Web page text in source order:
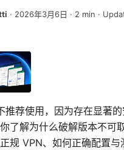
· 2026年3月6日 · 2 min ·
推荐使用，因为存在显著
了解为什么破解版本不可
规 VPN、如何正确配置与